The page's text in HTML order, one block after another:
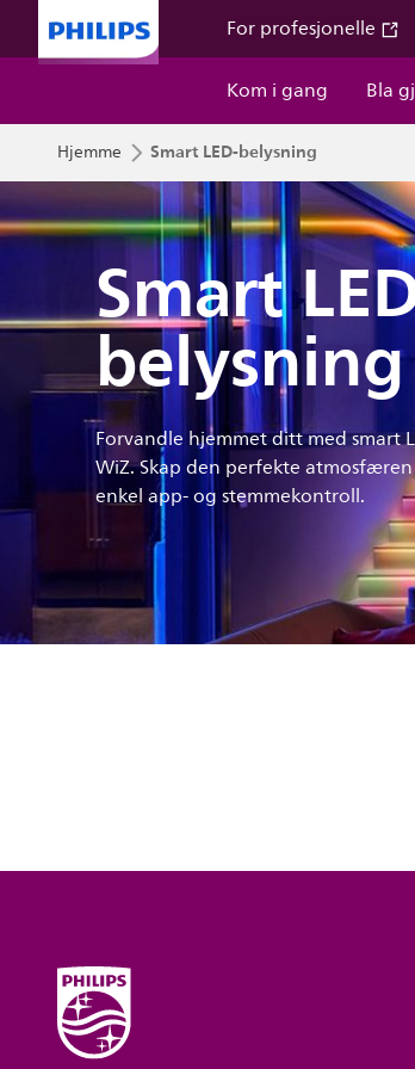
For profesjonelle
Kom i gang
Bla
Hjemme Smart LED-belysning
Smart
belysning
Forvandle hjemmet ditt med smart
WiZ. Skap den perfekte
enkel app- og stemmekontroll.